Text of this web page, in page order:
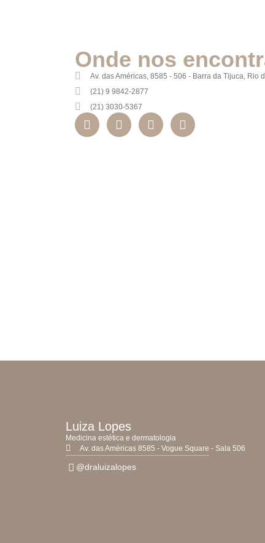
Onde nos
Av. das Américas, 8585 - 506 - Barra da Tijuca, Rio
(21) 9 9842-2877
(21) 3030-5367
Luiza Lopes
Medicina estética e dermatologia
Av. das Américas 8585 - Vogue Square - Sala 506
@draluizalopes